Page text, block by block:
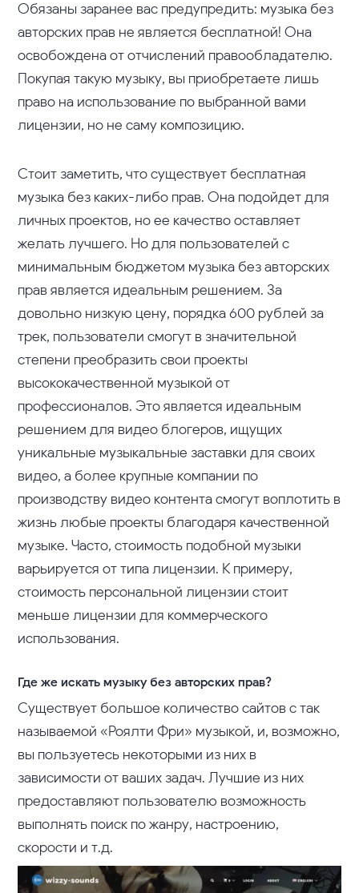
Обязаны заранее вас предупредить: музыка без
авторских прав не является бесплатной! Она
освобождена от отчислений правообладателю.
Покупая такую музыку, вы приобретаете лишь
право на использование по выбранной вами
лицензии, но не саму композицию.
Стоит заметить, что существует бесплатная
музыка без каких-либо прав. Она подойдет для
личных проектов, но ее качество оставляет
желать лучшего. Но для пользователей с
минимальным бюджетом музыка без авторских
прав является идеальным решением. За
довольно низкую цену, порядка 600 рублей за
трек, пользователи смогут в значительной
степени преобразить свои проекты
высококачественной музыкой от
профессионалов. Это является идеальным
решением для видео блогеров, ищущих
уникальные музыкальные заставки для своих
видео, а более крупные компании по
производству видео контента смогут воплотить в
жизнь любые проекты благодаря качественной
музыке. Часто, стоимость подобной музыки
варьируется от типа лицензии. К примеру,
стоимость персональной лицензии стоит
меньше лицензии для коммерческого
использования.
Где же искать музыку без авторских прав?
Существует большое количество сайтов с так
называемой «Роялти Фри» музыкой, и, возможно,
вы пользуетесь некоторыми из них в
зависимости от ваших задач. Лучшие из них
предоставляют пользователю возможность
выполнять поиск по жанру, настроению,
скорости и т.д.